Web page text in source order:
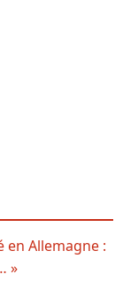
en Allemagne :
»